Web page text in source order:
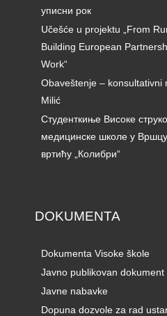
уписни рок
Učešće u projektu „From
Building European
Work“
Obaveštenje – konsultativni
Milić
Студенткиње Високе
медицинске школе у
вртићу „Колибри“
DOKUMENTA
Dokumenta Visoke škole
Javno publikovan dokument
Javne nabavke
Dopuna dozvole za rad